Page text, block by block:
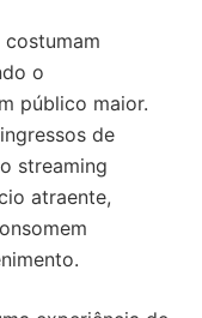
o
público maior.
de
streaming
atraente,